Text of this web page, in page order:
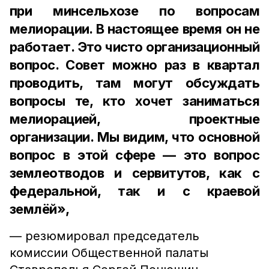
при минсельхозе по вопросам
мелиорации. В настоящее время он не
работает. Это чисто организационный
вопрос. Совет можно раз в квартал
проводить, там могут обсуждать
вопросы те, кто хочет заниматься
мелиорацией, проектные
организации. Мы видим, что основной
вопрос в этой сфере — это вопрос
землеотводов и сервитутов, как с
федеральной, так и с краевой
землёй»,
— резюмировал председатель
комиссии Общественной палаты